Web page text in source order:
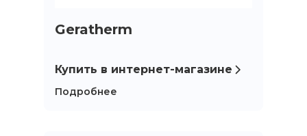
Geratherm
Купить в интернет-магазине
Подробнее